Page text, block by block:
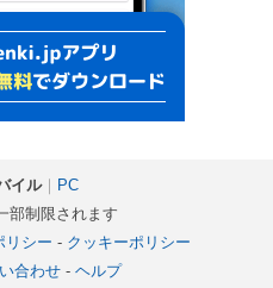
イル｜ PC
部制限されます
リシー - クッキーポリシー
合わせ- ヘルプ